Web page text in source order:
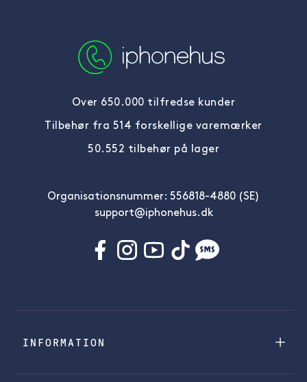
Over 650.000 tilfredse kunder
Tilbehør fra 514 forskellige varemærker
50.552 tilbehør på lager
Organisationsnummer: 556818-4880 (SE)
support@iphonehus.dk
INFORMATION